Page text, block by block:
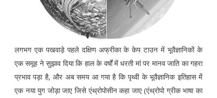
लगभग एक पखवाड़े पहले दक्षिण अफ्रीका के केप टाउन में भूवैज्ञानिकों के
एक समूह ने सुझाव दिया कि हाल के वर्षों में धरती मां पर मानव जाति का गहरा
प्रभाव पड़ा है, और अब समय आ गया है कि पृथ्वी के भूवैज्ञानिक इतिहास में
एक नया युग जोड़ा जाए जिसे एंथ्रोपोसीन कहा जाए (एंथ्रोपो ग्रीक भाषा का